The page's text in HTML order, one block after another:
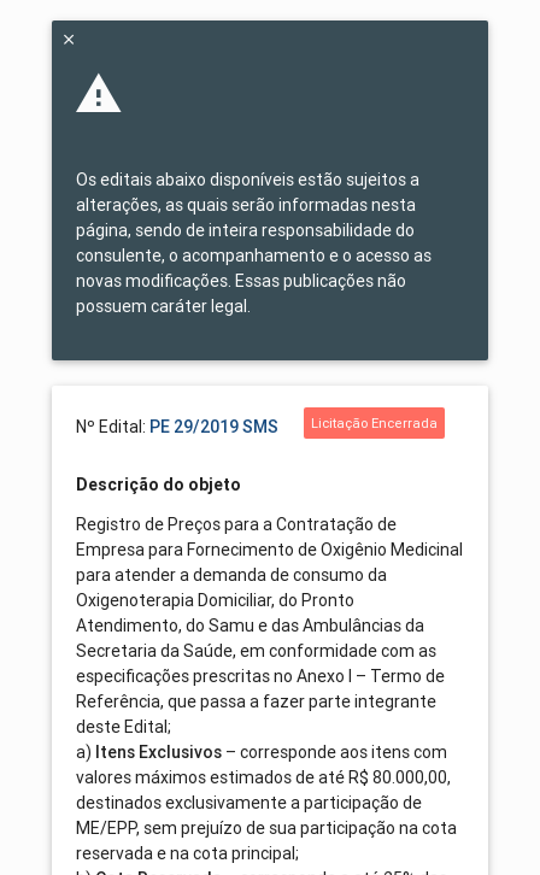
Os editais abaixo disponíveis estão sujeitos a
alterações, as quais serão informadas nesta
página, sendo de inteira responsabilidade do
consulente, o acompanhamento e o acesso as
novas modificações. Essas publicações não
possuem caráter legal.
Nº Edital: PE 29/2019 SMS Licitação Encerrada
Descrição do objeto
Registro de Preços para a Contratação de
Empresa para Fornecimento de Oxigênio Medicinal
para atender a demanda de consumo da
Oxigenoterapia Domiciliar, do Pronto
Atendimento, do Samu e das Ambulâncias da
Secretaria da Saúde, em conformidade com as
especificações prescritas no Anexo I – Termo de
Referência, que passa a fazer parte integrante
deste Edital;
a) Itens Exclusivos – corresponde aos itens com
valores máximos estimados de até R$ 80.000,00,
destinados exclusivamente a participação de
ME/EPP, sem prejuízo de sua participação na cota
reservada e na cota principal;